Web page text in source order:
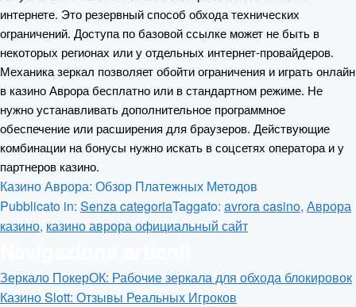
интернете. Это резервный способ обхода технических
ограничений. Доступа по базовой ссылке может не быть в
некоторых регионах или у отдельных интернет-провайдеров.
Механика зеркал позволяет обойти ограничения и играть онлайн
в казино Аврора бесплатно или в стандартном режиме. Не
нужно устанавливать дополнительное программное
обеспечение или расширения для браузеров. Действующие
комбинации на бонусы нужно искать в соцсетях оператора и у
партнеров казино.
Казино Аврора: Обзор Платежных Методов
Pubblicato in: Senza categoriaTaggato: avrora casino, Аврора
казино, казино аврора официальный сайт
Зеркало ПокерОК: Рабочие зеркала для обхода блокировок
Казино Slott: Отзывы Реальных Игроков